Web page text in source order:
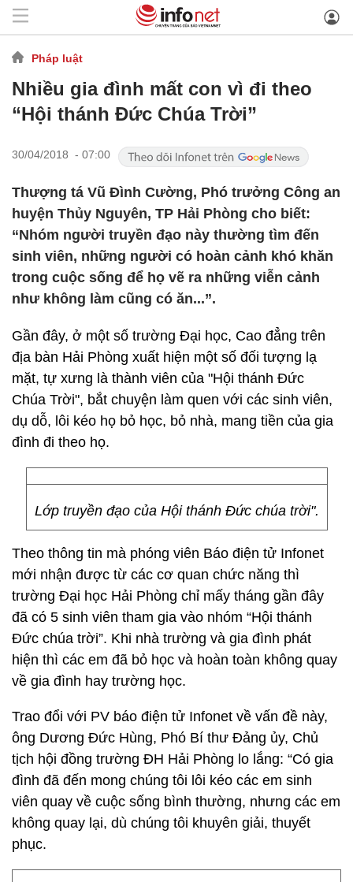
Pháp luật
Nhiều gia đình mất con vì đi theo
“Hội thánh Đức Chúa Trời”
30/04/2018 - 07:00
Thượng tá Vũ Đình Cường, Phó trưởng Công an
huyện Thủy Nguyên, TP Hải Phòng cho biết:
“Nhóm người truyền đạo này thường tìm đến
sinh viên, những người có hoàn cảnh khó khăn
trong cuộc sống để họ vẽ ra những viễn cảnh
như không làm cũng có ăn...”.
Gần đây, ở một số trường Đại học, Cao đẳng trên
địa bàn Hải Phòng xuất hiện một số đối tượng lạ
mặt, tự xưng là thành viên của "Hội thánh Đức
Chúa Trời", bắt chuyện làm quen với các sinh viên,
dụ dỗ, lôi kéo họ bỏ học, bỏ nhà, mang tiền của gia
đình đi theo họ.
Lớp truyền đạo của Hội thánh Đức chúa trời".
Theo thông tin mà phóng viên Báo điện tử Infonet
mới nhận được từ các cơ quan chức năng thì
trường Đại học Hải Phòng chỉ mấy tháng gần đây
đã có 5 sinh viên tham gia vào nhóm “Hội thánh
Đức chúa trời”. Khi nhà trường và gia đình phát
hiện thì các em đã bỏ học và hoàn toàn không quay
về gia đình hay trường học.
Trao đổi với PV báo điện tử Infonet về vấn đề này,
ông Dương Đức Hùng, Phó Bí thư Đảng ủy, Chủ
tịch hội đồng trường ĐH Hải Phòng lo lắng: “Có gia
đình đã đến mong chúng tôi lôi kéo các em sinh
viên quay về cuộc sống bình thường, nhưng các em
không quay lại, dù chúng tôi khuyên giải, thuyết
phục.